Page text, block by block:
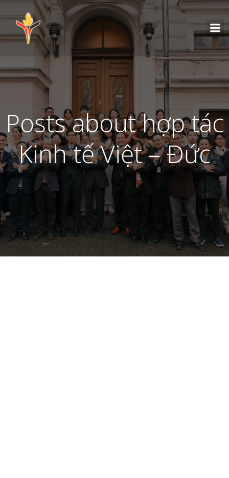
Posts about hợp tác
Kinh tế Việt – Đức